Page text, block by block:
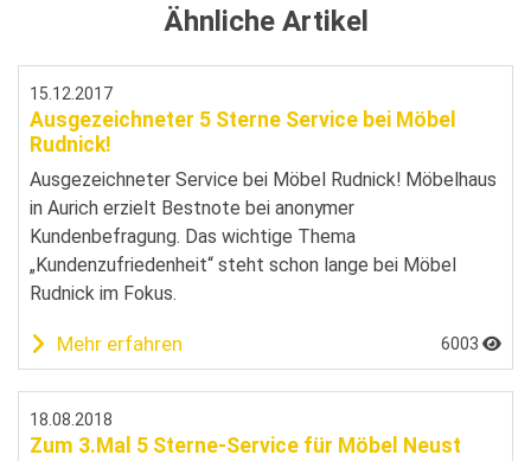
Ähnliche Artikel
15.12.2017
Ausgezeichneter 5 Sterne Service bei Möbel
Rudnick!
Ausgezeichneter Service bei Möbel Rudnick! Möbelhaus
in Aurich erzielt Bestnote bei anonymer
Kundenbefragung. Das wichtige Thema
„Kundenzufriedenheit“ steht schon lange bei Möbel
Rudnick im Fokus.
Mehr erfahren 6003
18.08.2018
Zum 3.Mal 5 Sterne-Service für Möbel Neust